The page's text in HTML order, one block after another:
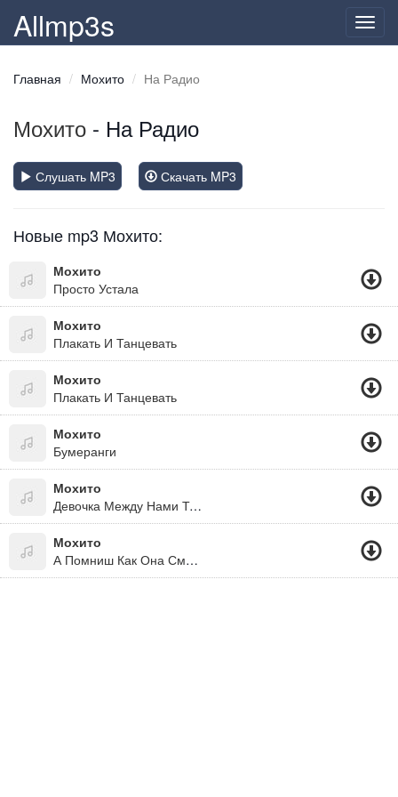
Allmp3s
Главная Мохито На Радио
Мохито - На Радио
Слушать MP3 Скачать MP3
Новые mp3 Мохито:
Мохито
Просто Устала
Мохито
Плакать И Танцевать
Мохито
Плакать И Танцевать
Мохито
Бумеранги
Мохито
Девочка Между Нами Тик Ток (2020)
Мохито
А Помниш Как Она Смеётся